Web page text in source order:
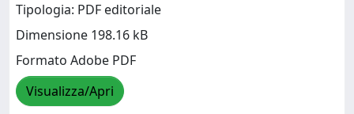
Tipologia: PDF editoriale
Dimensione 198.16 kB
Formato Adobe PDF
Visualizza/Apri